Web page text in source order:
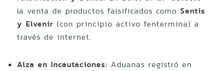
la venta de productos falsificados como Sentis
y Elvenir (con principio activo fentermina) a
través de internet.
Alza en Incautaciones: Aduanas registró en